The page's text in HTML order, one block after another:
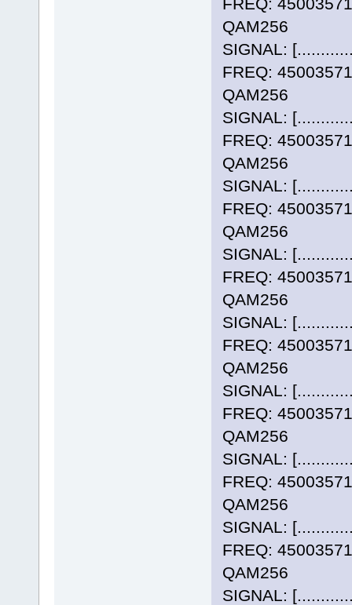
QAM256
SIGNAL:
FREQ:
QAM256
SIGNAL:
FREQ:
QAM256
SIGNAL:
FREQ:
QAM256
SIGNAL:
FREQ:
QAM256
SIGNAL:
FREQ:
QAM256
SIGNAL:
FREQ:
QAM256
SIGNAL:
FREQ:
QAM256
SIGNAL:
FREQ:
QAM256
SIGNAL: